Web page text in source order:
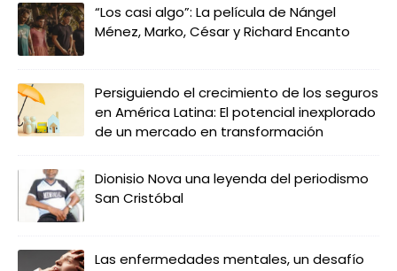
“Los casi algo”: La película de Nángel
Ménez, Marko, César y Richard Encanto
Persiguiendo el crecimiento de los seguros
en América Latina: El potencial inexplorado
de un mercado en transformación
Dionisio Nova una leyenda del periodismo
San Cristóbal
Las enfermedades mentales, un desafío